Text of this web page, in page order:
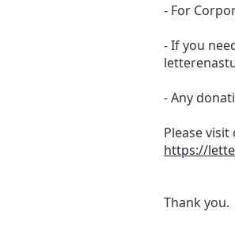
- For
- If you
- Any
Please
https://
Thank you.